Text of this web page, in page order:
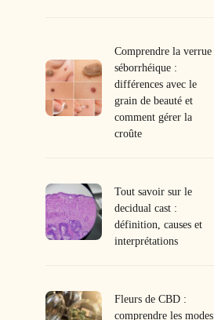
Comprendre la verrue
séborrhéique :
différences avec le
grain de beauté et
comment gérer la
croûte
Tout savoir sur le
decidual cast :
définition, causes et
interprétations
Fleurs de CBD :
comprendre les modes